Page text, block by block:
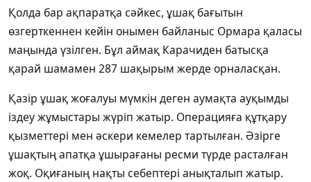
Қолда бар ақпаратқа сәйкес, ұшақ бағытын
өзгерткеннен кейін онымен байланыс Ормара қаласы
маңында үзілген. Бұл аймақ Карачиден батысқа
қарай шамамен 287 шақырым жерде орналасқан.
Қазір ұшақ жоғалуы мүмкін деген аумақта ауқымды
іздеу жұмыстары жүріп жатыр. Операцияға құтқару
қызметтері мен әскери кемелер тартылған. Әзірге
ұшақтың апатқа ұшырағаны ресми түрде расталған
жоқ. Оқиғаның нақты себептері анықталып жатыр.